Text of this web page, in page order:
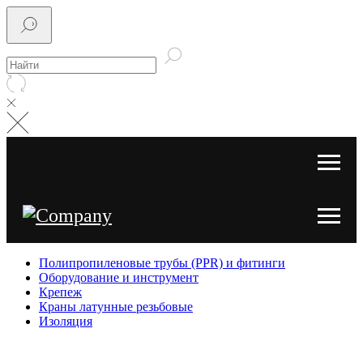
Полипропиленовые трубы (PPR) и фитинги
Оборудование и инструмент
Крепеж
Краны латунные резьбовые
Изоляция